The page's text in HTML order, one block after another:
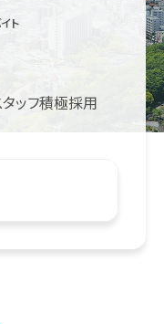
ト
タッフ積極採用